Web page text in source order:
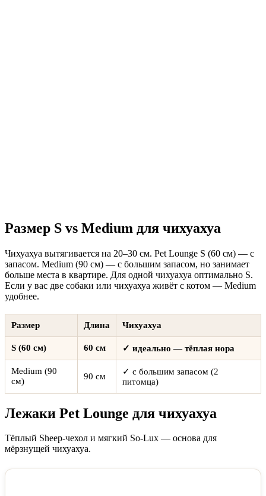
Размер S vs Medium для чихуахуа
Чихуахуа вытягивается на 20–30 см. Pet Lounge S (60 см) — с
запасом. Medium (90 см) — с большим запасом, но занимает
больше места в квартире. Для одной чихуахуа оптимально S.
Если у вас две собаки или чихуахуа живёт с котом — Medium
удобнее.
Размер Длина Чихуахуа
S (60 см) 60 см ✓ идеально — тёплая нора
Medium (90
см)
90 см
✓ с большим запасом (2
питомца)
Лежаки Pet Lounge для чихуахуа
Тёплый Sheep-чехол и мягкий So-Lux — основа для
мёрзнущей чихуахуа.